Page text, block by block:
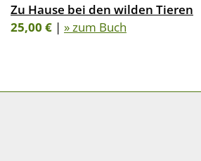
Zu Hause bei den wilden Tieren
25,00 € | » zum Buch